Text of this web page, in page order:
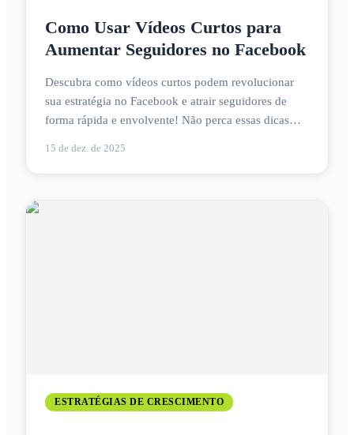
Como Usar Vídeos Curtos para
Aumentar Seguidores no Facebook
Descubra como vídeos curtos podem revolucionar
sua estratégia no Facebook e atrair seguidores de
forma rápida e envolvente! Não perca essas dicas
15 de dez. de 2025
ESTRATÉGIAS DE CRESCIMENTO